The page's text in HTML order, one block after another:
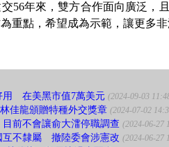
年來，雙方合作面向廣泛，
重點，希望成為示範，讓更多
用 在美黑市值7萬美元 (2024-09-03
佳龍頒贈特種外交獎章 (2024-07-02
前不會讓俞大㵢停職調查 (2024-06-27
互不隸屬 撤陸委會涉憲改 (2024-06-27